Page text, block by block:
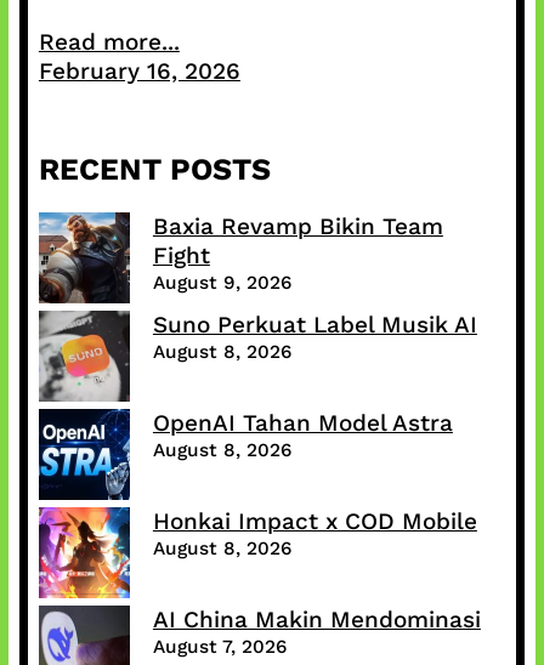
Read more...
February 16, 2026
RECENT POSTS
Baxia Revamp Bikin Team
Fight
August 9, 2026
Suno Perkuat Label Musik AI
August 8, 2026
OpenAI Tahan Model Astra
August 8, 2026
Honkai Impact x COD Mobile
August 8, 2026
AI China Makin Mendominasi
August 7, 2026